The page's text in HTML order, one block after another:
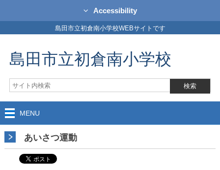
Accessibility
島田市立初倉南小学校WEBサイトです
島田市立初倉南小学校
MENU
あいさつ運動